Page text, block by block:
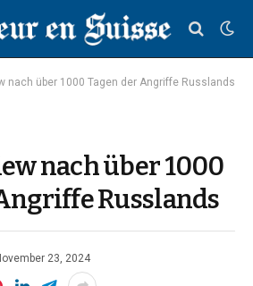
nach über 1000 Tagen der Angriffe Russlands
nach über 1000
Russlands
23, 2024